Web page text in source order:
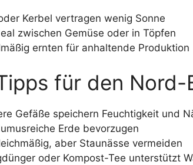
Kerbel vertragen wenig Sonne
zwischen Gemüse oder in Töpfen
ernten für anhaltende Produktion
für den Nord-
Gefäße speichern Feuchtigkeit und
Erde bevorzugen
aber Staunässe vermeiden
oder Kompost-Tee unterstützt